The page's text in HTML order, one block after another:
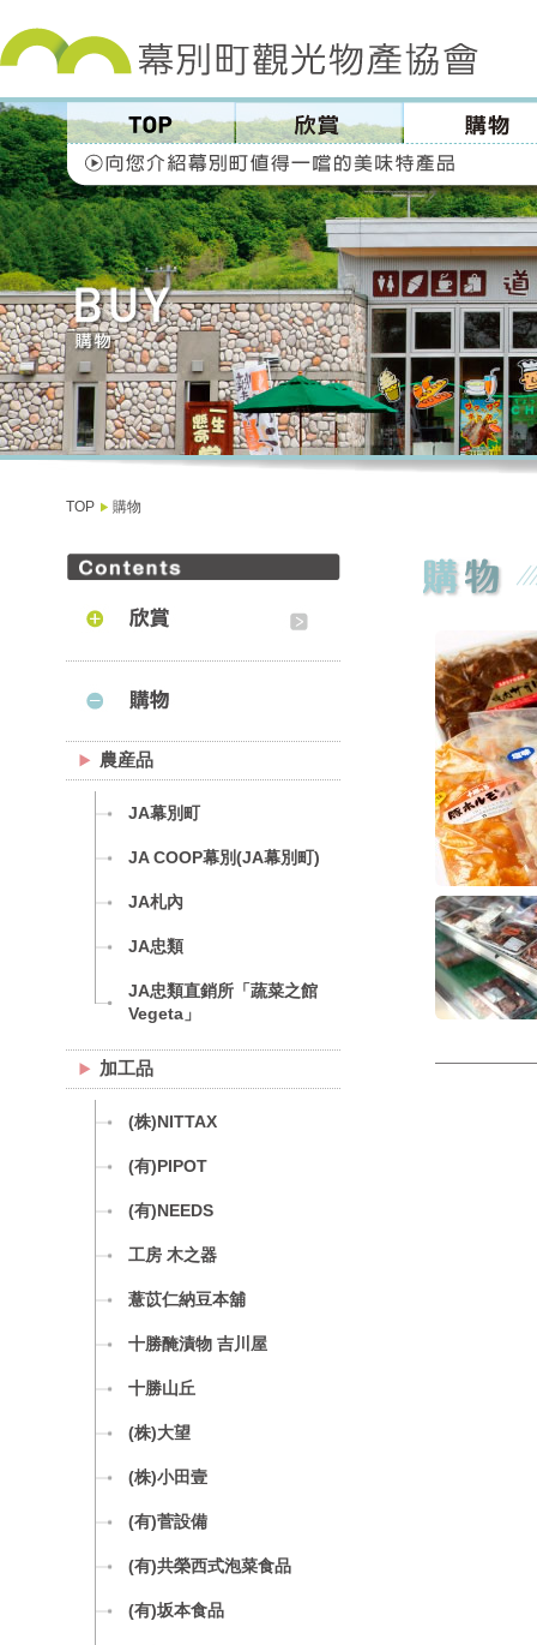
TOP 購物
農産品
JA幕別町
JA COOP幕別(JA幕別町)
JA札內
JA忠類
JA忠類直銷所「蔬菜之館
Vegeta」
加工品
(株)NITTAX
(有)PIPOT
(有)NEEDS
工房 木之器
薏苡仁納豆本舖
十勝醃漬物 吉川屋
十勝山丘
(株)大望
(株)小田壹
(有)菅設備
(有)共榮西式泡菜食品
(有)坂本食品